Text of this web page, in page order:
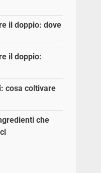
il doppio: dove
il doppio:
cosa coltivare
che